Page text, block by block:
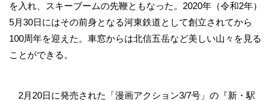
を入れ、スキーブームの先鞭ともなった。2020年（令和2年）
5月30日にはその前身となる河東鉄道として創立されてから
100周年を迎えた。車窓からは北信五岳など美しい山々を見る
ことができる。
2月20日に発売された
「漫画アクション3/7号」の『新・駅